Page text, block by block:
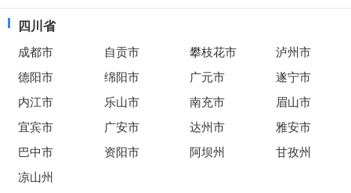
四川省
成都市 自贡市 攀枝花市
泸州市
德阳市
绵阳市 广元市
遂宁市
内江市
乐山市 南充市
眉山市
宜宾市
广安市 达州市
雅安市
巴中市
资阳市 阿坝州
甘孜州
凉山州